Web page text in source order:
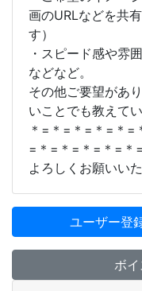
画のURLなどを共
す）
・スピード感や雰
などなど。
その他ご要望があ
いことでも教えて
＊=＊=＊=＊=＊=
=＊=＊=＊=＊=＊
よろしくお願いいた
ユーザー登
ボ